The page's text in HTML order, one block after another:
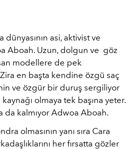
dünyasının asi, aktivist ve
Aboah. Uzun, dolgun ve göz
modellere de pek
en başta kendine özgü saç
ve özgür bir duruş sergiliyor
olmaya tek başına yeter.
da kalmıyor Adwoa Aboah.
olmasının yanı sıra Cara
her fırsatta gözler